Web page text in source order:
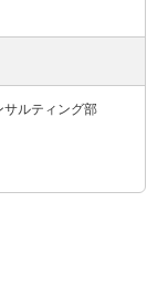
ルティング部